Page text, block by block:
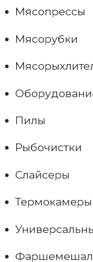
Мясопрессы
Мясорубки
Пилы
Рыбочистки
Слайсеры
Термокамеры